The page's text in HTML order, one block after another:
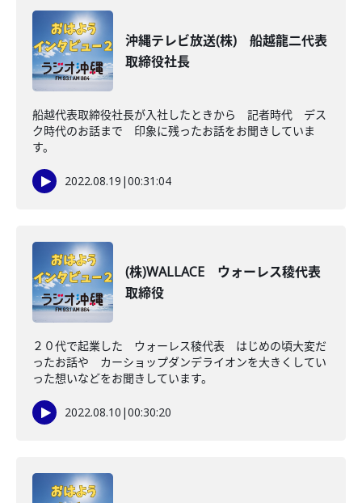
沖縄テレビ放送(株) 船越龍二代表
取締役社長
船越代表取締役社長が入社したときから 記者時代 デス
ク時代のお話まで 印象に残ったお話をお聞きしていま
す。
2022.08.19 |00:31:04
(株)WALLACE ウォーレス稜代表
取締役
２０代で起業した ウォーレス稜代表 はじめの頃大変だ
ったお話や カーショップダンデライオンを大きくしてい
った想いなどをお聞きしています。
2022.08.10 |00:30:20